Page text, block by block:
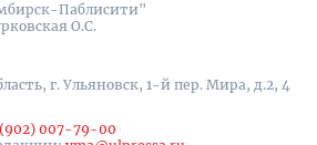
Паблисити"
О.С.
г. Ульяновск, 1-й пер. Мира, д.2, 4
007-79-00